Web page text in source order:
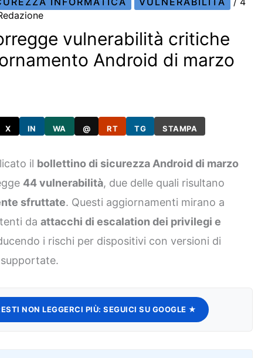
vulnerabilità critiche
Android di marzo
X IN WA @ RT TG STAMPA
il bollettino di sicurezza Android di marzo
44 vulnerabilità, due delle quali risultano
sfruttate. Questi aggiornamenti mirano a
daattacchi di escalation dei privilegi e
i rischi per dispositivi con versioni di
NON LEGGERCI PIÙ: SEGUICI SU GOOGLE ★